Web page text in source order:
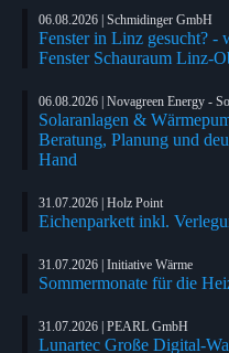
06.08.2026 | Schmidinger GmbH
Fenster in Linz gesucht? -
Fenster Schauraum Linz-
06.08.2026 | Novagreen Energy -
Solaranlagen &
Beratung, Planung und
Hand
31.07.2026 | Holz Point
Eichenparkett inkl.
31.07.2026 | Initiative Wärme
Sommermonate für die
31.07.2026 | PEARL GmbH
Lunartec Große Digital-